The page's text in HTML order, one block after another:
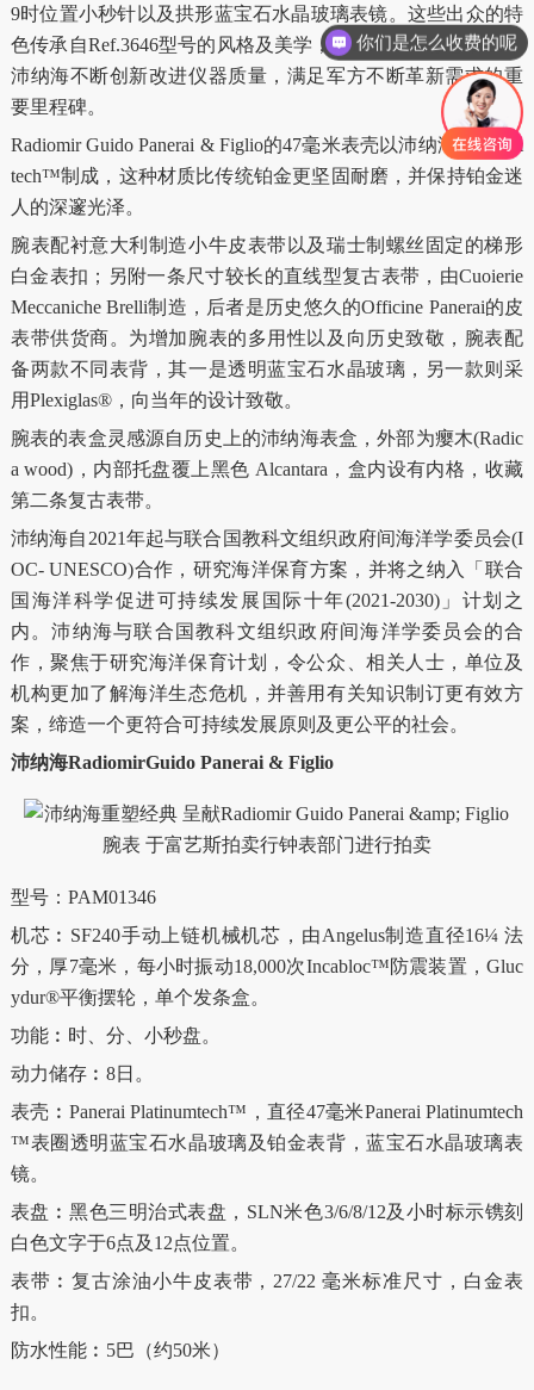
9时位置小秒针以及拱形蓝宝石水晶玻璃表镜。这些出众的特
色传承自Ref.3646型号的风格及美学，而Ref. 3646标志着当年
沛纳海不断创新改进仪器质量，满足军方不断革新需求的重
要里程碑。
Radiomir Guido Panerai & Figlio的47毫米表壳以沛纳海Platinum
tech™制成，这种材质比传统铂金更坚固耐磨，并保持铂金迷
人的深邃光泽。
腕表配衬意大利制造小牛皮表带以及瑞士制螺丝固定的梯形
白金表扣；另附一条尺寸较长的直线型复古表带，由Cuoierie
Meccaniche Brelli制造，后者是历史悠久的Officine Panerai的皮
表带供货商。为增加腕表的多用性以及向历史致敬，腕表配
备两款不同表背，其一是透明蓝宝石水晶玻璃，另一款则采
用Plexiglas®，向当年的设计致敬。
腕表的表盒灵感源自历史上的沛纳海表盒，外部为瘿木(Radic
a wood)，内部托盘覆上黑色 Alcantara，盒内设有内格，收藏
第二条复古表带。
沛纳海自2021年起与联合国教科文组织政府间海洋学委员会(I
OC- UNESCO)合作，研究海洋保育方案，并将之纳入「联合
国海洋科学促进可持续发展国际十年(2021-2030)」计划之
内。沛纳海与联合国教科文组织政府间海洋学委员会的合
作，聚焦于研究海洋保育计划，令公众、相关人士，单位及
机构更加了解海洋生态危机，并善用有关知识制订更有效方
案，缔造一个更符合可持续发展原则及更公平的社会。
沛纳海RadiomirGuido Panerai & Figlio
型号：PAM01346
机芯︰SF240手动上链机械机芯，由Angelus制造直径16¼ 法
分，厚7毫米，每小时振动18,000次Incabloc™防震装置，Gluc
ydur®平衡摆轮，单个发条盒。
功能︰时、分、小秒盘。
动力储存︰8日。
表壳︰Panerai Platinumtech™，直径47毫米Panerai Platinumtech
™表圈透明蓝宝石水晶玻璃及铂金表背，蓝宝石水晶玻璃表
镜。
表盘︰黑色三明治式表盘，SLN米色3/6/8/12及小时标示镌刻
白色文字于6点及12点位置。
表带︰复古涂油小牛皮表带，27/22 毫米标准尺寸，白金表
扣。
防水性能︰5巴（约50米）
你们是怎么收费的呢